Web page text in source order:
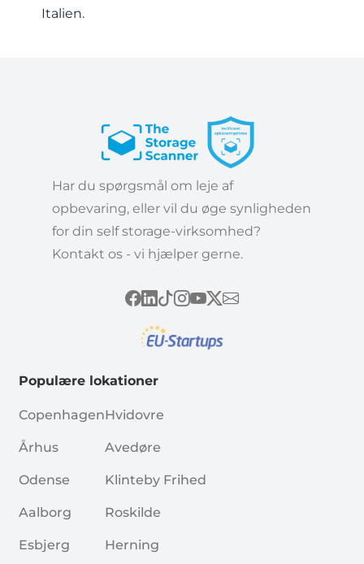
Italien.
Har du spørgsmål om leje af
opbevaring, eller vil du øge synligheden
for din self storage-virksomhed?
Kontakt os - vi hjælper gerne.
Populære lokationer
Copenhagen
Århus
Odense
Aalborg
Esbjerg
Hvidovre
Avedøre
Klinteby Frihed
Roskilde
Herning